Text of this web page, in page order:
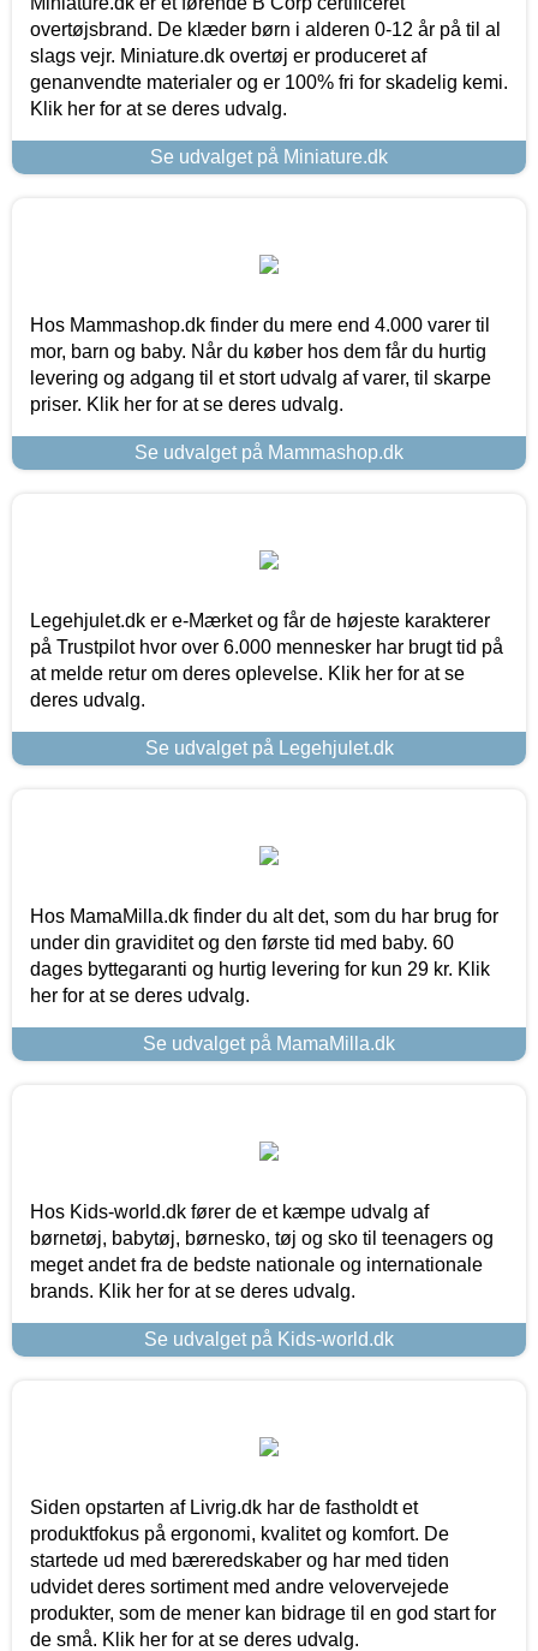
overtøjsbrand. De klæder børn i alderen 0-12 år på til al
slags vejr. Miniature.dk overtøj er produceret af
genanvendte materialer og er 100% fri for skadelig kemi.
Klik her for at se deres udvalg.
Se udvalget på Miniature.dk
Hos Mammashop.dk finder du mere end 4.000 varer til
mor, barn og baby. Når du køber hos dem får du hurtig
levering og adgang til et stort udvalg af varer, til skarpe
priser. Klik her for at se deres udvalg.
Se udvalget på Mammashop.dk
Legehjulet.dk er e-Mærket og får de højeste karakterer
på Trustpilot hvor over 6.000 mennesker har brugt tid på
at melde retur om deres oplevelse. Klik her for at se
deres udvalg.
Se udvalget på Legehjulet.dk
Hos MamaMilla.dk finder du alt det, som du har brug for
under din graviditet og den første tid med baby. 60
dages byttegaranti og hurtig levering for kun 29 kr. Klik
her for at se deres udvalg.
Se udvalget på MamaMilla.dk
Hos Kids-world.dk fører de et kæmpe udvalg af
børnetøj, babytøj, børnesko, tøj og sko til teenagers og
meget andet fra de bedste nationale og internationale
brands. Klik her for at se deres udvalg.
Se udvalget på Kids-world.dk
Siden opstarten af Livrig.dk har de fastholdt et
produktfokus på ergonomi, kvalitet og komfort. De
startede ud med bæreredskaber og har med tiden
udvidet deres sortiment med andre velovervejede
produkter, som de mener kan bidrage til en god start for
de små. Klik her for at se deres udvalg.